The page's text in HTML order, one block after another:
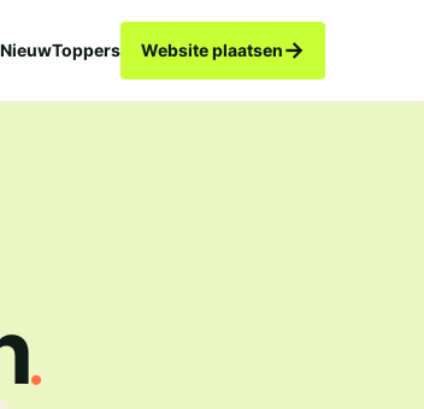
NieuwToppers Website plaatsen→
.